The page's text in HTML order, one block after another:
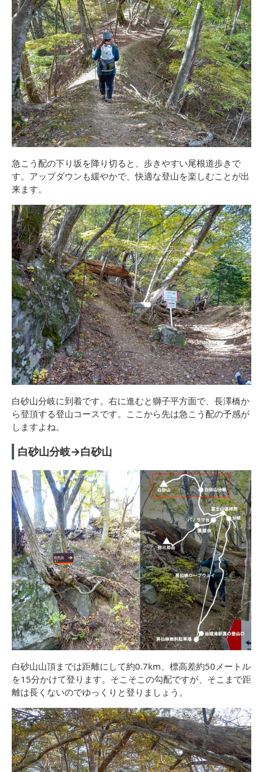
急こう配の下り坂を降り切ると、歩きやすい尾根道歩きで
す。アップダウンも緩やかで、快適な登山を楽しむことが出
来ます。
白砂山分岐に到着です。右に進むと獅子平方面で、長澤橋か
ら登頂する登山コースです。ここから先は急こう配の予感が
しますよね。
白砂山分岐→白砂山
白砂山山頂までは距離にして約0.7km、標高差約50メートル
を15分かけて登ります。そこそこの勾配ですが、そこまで距
離は長くないのでゆっくりと登りましょう。